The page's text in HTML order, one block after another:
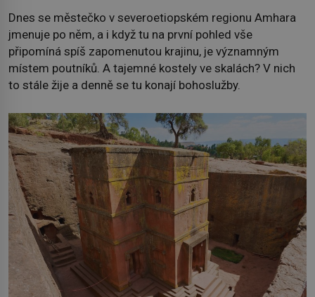
Dnes se městečko v severoetiopském regionu Amhara
jmenuje po něm, a i když tu na první pohled vše
připomíná spíš zapomenutou krajinu, je významným
místem poutníků. A tajemné kostely ve skalách? V nich
to stále žije a denně se tu konají bohoslužby.